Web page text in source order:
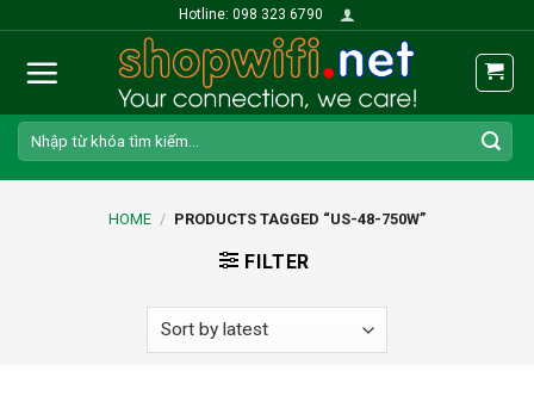
content
Hotline: 098 323 6790
Search
for:
HOME / PRODUCTS TAGGED “US-48-750W”
FILTER